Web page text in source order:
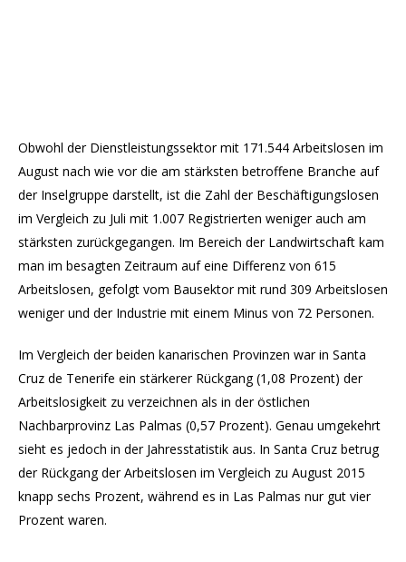
Obwohl der Dienstleistungssektor mit 171.544 Arbeitslosen im
August nach wie vor die am stärksten betroffene Branche auf
der Inselgruppe darstellt, ist die Zahl der Beschäftigungslosen
im Vergleich zu Juli mit 1.007 Registrierten weniger auch am
stärksten zurückgegangen. Im Bereich der Landwirtschaft kam
man im besagten Zeitraum auf eine Differenz von 615
Arbeitslosen, gefolgt vom Bausektor mit rund 309 Arbeitslosen
weniger und der Industrie mit einem Minus von 72 Personen.
Im Vergleich der beiden kanarischen Provinzen war in Santa
Cruz de Tenerife ein stärkerer Rückgang (1,08 Prozent) der
Arbeitslosigkeit zu verzeichnen als in der östlichen
Nachbarprovinz Las Palmas (0,57 Prozent). Genau umgekehrt
sieht es jedoch in der Jahresstatistik aus. In Santa Cruz betrug
der Rückgang der Arbeitslosen im Vergleich zu August 2015
knapp sechs Prozent, während es in Las Palmas nur gut vier
Prozent waren.